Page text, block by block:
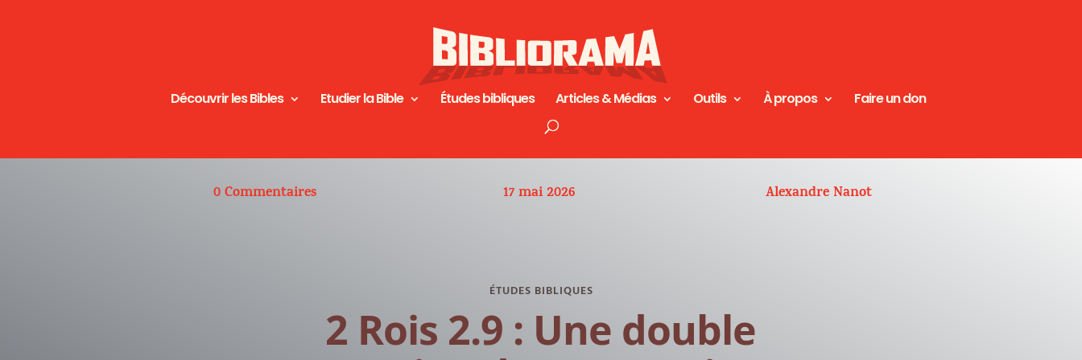
Découvrir les Bibles Etudier la Bible Études bibliques Articles & Médias Outils À propos Faire un don
0 Commentaires 17 mai 2026 Alexandre Nanot
ÉTUDES BIBLIQUES
2 Rois 2.9 : Une double